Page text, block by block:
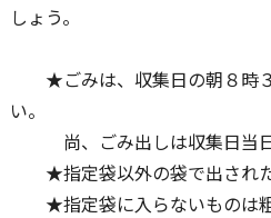
しょう。
★ごみは、収集日の朝８時３
い。
尚、ごみ出しは収集日当日
★指定袋以外の袋で出された
★指定袋に入らないものは粗